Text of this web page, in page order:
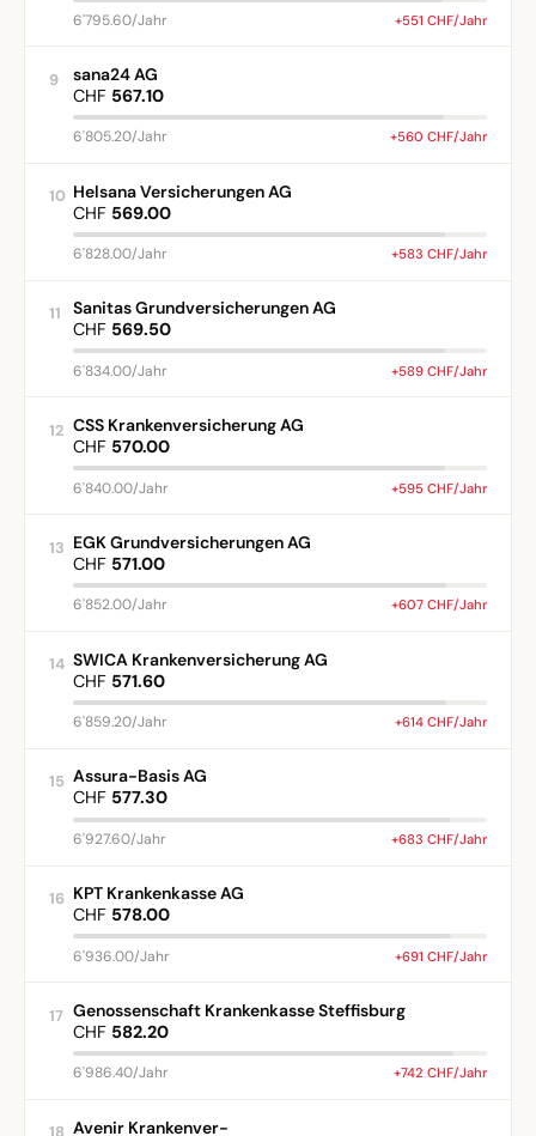
6'795.60/Jahr +551 CHF/Jahr
9
sana24 AG
CHF 567.10
6'805.20/Jahr +560 CHF/Jahr
10 Helsana Versicherungen AG
CHF 569.00
6'828.00/Jahr +583 CHF/Jahr
11
Sanitas Grundversicherungen AG
CHF 569.50
6'834.00/Jahr +589 CHF/Jahr
12 CSS Krankenversicherung AG
CHF 570.00
6'840.00/Jahr +595 CHF/Jahr
13 EGK Grundversicherungen AG
CHF 571.00
6'852.00/Jahr +607 CHF/Jahr
14 SWICA Krankenversicherung AG
CHF 571.60
6'859.20/Jahr +614 CHF/Jahr
15 Assura-Basis AG
CHF 577.30
6'927.60/Jahr +683 CHF/Jahr
16 KPT Krankenkasse AG
CHF 578.00
6'936.00/Jahr +691 CHF/Jahr
17 Genossenschaft Krankenkasse Steffisburg
CHF 582.20
6'986.40/Jahr +742 CHF/Jahr
Avenir Krankenver-